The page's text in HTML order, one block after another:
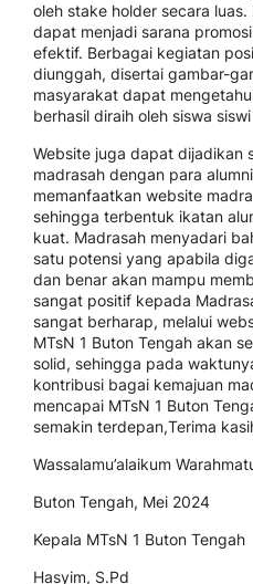
oleh stake holder secara
dapat menjadi sarana
efektif. Berbagai kegiatan
diunggah, disertai gambar-
masyarakat dapat
berhasil diraih oleh siswa
Website juga dapat dijadikan
madrasah dengan para
memanfaatkan website
sehingga terbentuk ikatan
kuat. Madrasah menyadari
satu potensi yang apabila
dan benar akan mampu
sangat positif kepada
sangat berharap, melalui
MTsN 1 Buton Tengah akan
solid, sehingga pada
kontribusi bagai kemajuan
mencapai MTsN 1 Buton
semakin terdepan,Terima
Wassalamu’alaikum
Buton Tengah, Mei 2024
Kepala MTsN 1 Buton Tengah
Hasyim, S.Pd